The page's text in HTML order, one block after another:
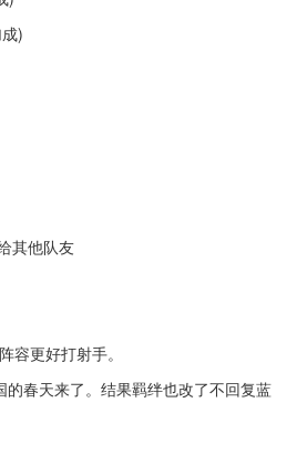
)
其他队友
容更好打射手。
春天来了。结果羁绊也改了不回复蓝